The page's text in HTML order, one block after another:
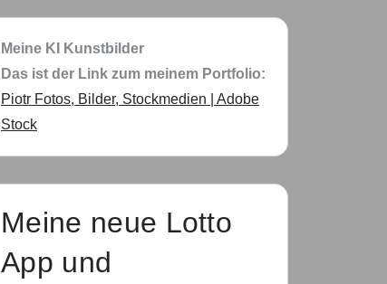
Meine KI Kunstbilder
Das ist der Link zum meinem Portfolio:
Piotr Fotos, Bilder, Stockmedien | Adobe
Stock
Meine neue Lotto
App und